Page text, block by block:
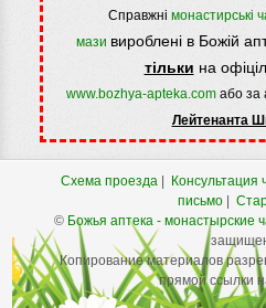
Справжні монастирські
мази вироблені в Божій
тільки на
www.bozhya-apteka.com або за
Лейтенанта
Схема проезда| Консультация
письмо|
© Божья аптека - монастырские
Копирование материалов
прямой ссылки